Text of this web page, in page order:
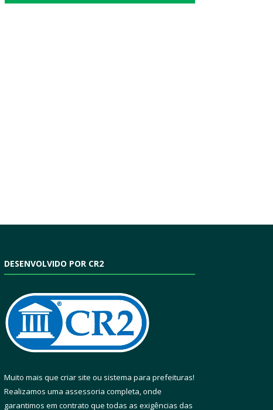
DESENVOLVIDO POR CR2
Muito mais que criar site ou sistema para prefeituras!
Realizamos uma assessoria completa, onde
garantimos em contrato que todas as exigências das